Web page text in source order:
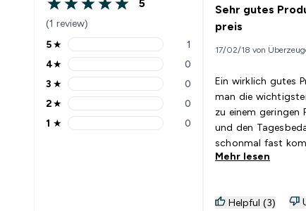
5 out of 5 stars
5
(1 review)
5 stars rating 1 reviews
5★ 1
4 stars rating 0 reviews
4★ 0
3 stars rating 0 reviews
3 ★ 0
2 stars rating 0 reviews
2★ 0
1 stars rating 0 reviews
1 ★ 0
Sehr gutes
preis
17/02/18 von
Ein wirklich gutes
man die
zu einem geringen
und den
schonmal fast
gedeckt hat. Man
aktiver.
Mehr lesen
Helpful (3)